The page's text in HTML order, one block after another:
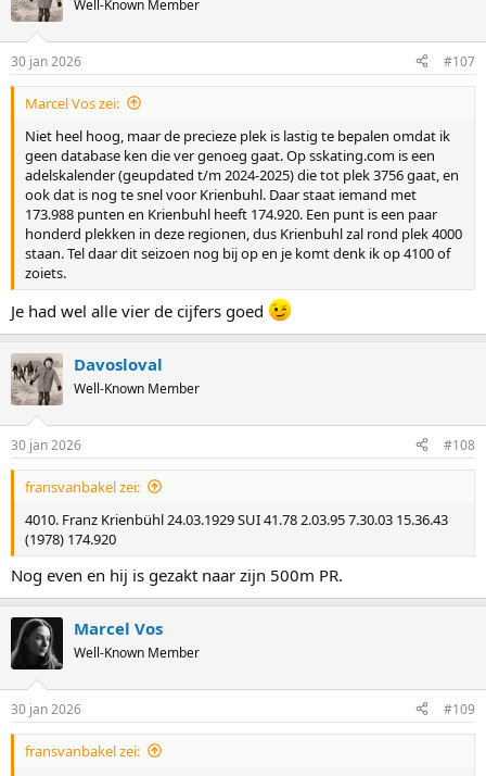
i
s
:
Well-Known Member
30 jan 2026 #107
Marcel Vos zei:
Niet heel hoog, maar de precieze plek is lastig te bepalen omdat ik
geen database ken die ver genoeg gaat. Op sskating.com is een
adelskalender (geupdated t/m 2024-2025) die tot plek 3756 gaat, en
ook dat is nog te snel voor Krienbuhl. Daar staat iemand met
173.988 punten en Krienbuhl heeft 174.920. Een punt is een paar
honderd plekken in deze regionen, dus Krienbuhl zal rond plek 4000
staan. Tel daar dit seizoen nog bij op en je komt denk ik op 4100 of
zoiets.
Je had wel alle vier de cijfers goed
Davosloval
Well-Known Member
30 jan 2026 #108
fransvanbakel zei:
4010. Franz Krienbühl 24.03.1929 SUI 41.78 2.03.95 7.30.03 15.36.43
(1978) 174.920
Nog even en hij is gezakt naar zijn 500m PR.
Marcel Vos
Well-Known Member
30 jan 2026 #109
fransvanbakel zei: